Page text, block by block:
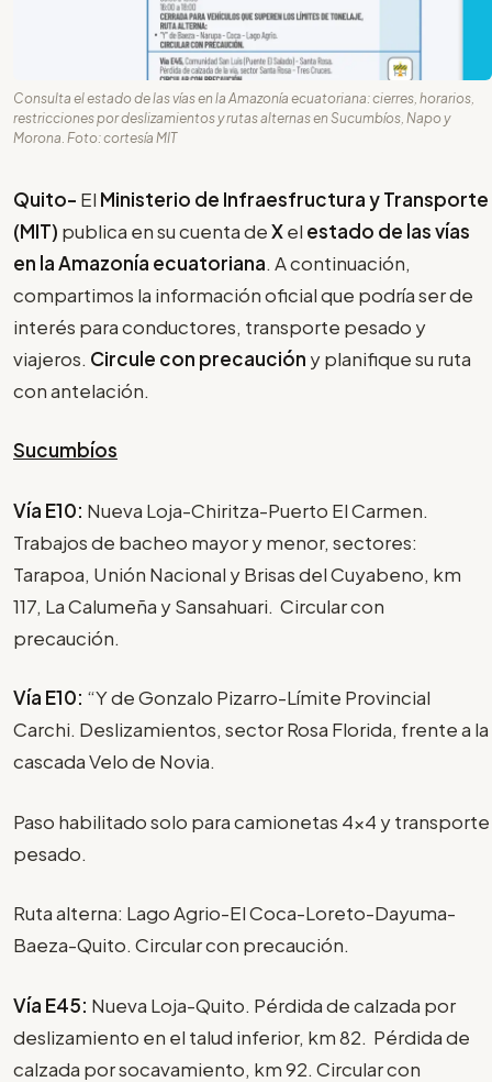
Consulta el estado de las vías en la Amazonía ecuatoriana: cierres, horarios,
restricciones por deslizamientos y rutas alternas en Sucumbíos, Napo y
Morona. Foto: cortesía MIT
Quito- El Ministerio de Infraesfructura y Transporte
(MIT) publica en su cuenta deXel estado de las vías
en la Amazonía ecuatoriana. A continuación,
compartimos la información oficial que podría ser de
interés para conductores, transporte pesado y
viajeros. Circule con precaución y planifique su ruta
con antelación.
Sucumbíos
Vía E10: Nueva Loja-Chiritza-Puerto El Carmen.
Trabajos de bacheo mayor y menor, sectores:
Tarapoa, Unión Nacional y Brisas del Cuyabeno, km
117, La Calumeña y Sansahuari. Circular con
precaución.
Vía E10: “Y de Gonzalo Pizarro-Límite Provincial
Carchi. Deslizamientos, sector Rosa Florida, frente a la
cascada Velo de Novia.
Paso habilitado solo para camionetas 4x4 y transporte
pesado.
Ruta alterna: Lago Agrio-El Coca-Loreto-Dayuma-
Baeza-Quito. Circular con precaución.
Vía E45: Nueva Loja-Quito. Pérdida de calzada por
deslizamiento en el talud inferior, km 82. Pérdida de
calzada por socavamiento, km 92. Circular con